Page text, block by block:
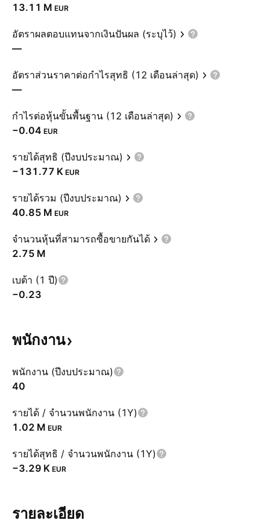
‪13.11 M‬ EUR
อัตราผลตอบแทนจากเงินปันผล (ระบุไว้)
—
อัตราส่วนราคาต่อกำไรสุทธิ (12 เดือนล่าสุด)
—
กำไรต่อหุ้นขั้นพื้นฐาน (12 เดือนล่าสุด)
−0.04 EUR
รายได้สุทธิ (ปีงบประมาณ)
‪−131.77 K‬ EUR
รายได้รวม (ปีงบประมาณ)
‪40.85 M‬ EUR
จำนวนหุ้นที่สามารถซื้อขายกันได้
‪2.75 M‬
เบต้า (1 ปี)
−0.23
พนักงาน
พนักงาน (ปีงบประมาณ)
40
รายได้ / จำนวนพนักงาน (1Y)
‪1.02 M‬ EUR
รายได้สุทธิ / จำนวนพนักงาน (1Y)
‪−3.29 K‬ EUR
รายละเอียด